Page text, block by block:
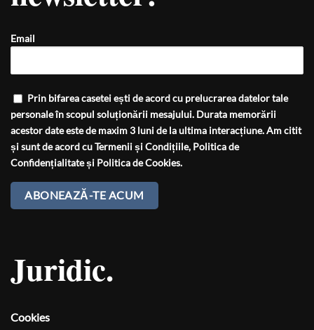
Email
Prin bifarea casetei ești de acord cu prelucrarea datelor tale
personale în scopul soluționării mesajului. Durata memorării
acestor date este de maxim 3 luni de la ultima interacțiune. Am citit
și sunt de acord cuTermenii și Condițiile, Politica de
Confidențialitateși Politica de Cookies.
Juridic.
Cookies